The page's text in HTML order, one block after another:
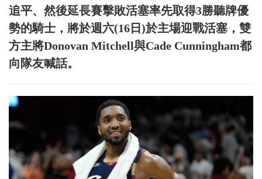
追平、然後延長賽擊敗活塞率先取得3勝聽牌優
勢的騎士，將於週六(16日)於主場迎戰活塞，雙
方主將Donovan Mitchell與Cade Cunningham都
向隊友喊話。